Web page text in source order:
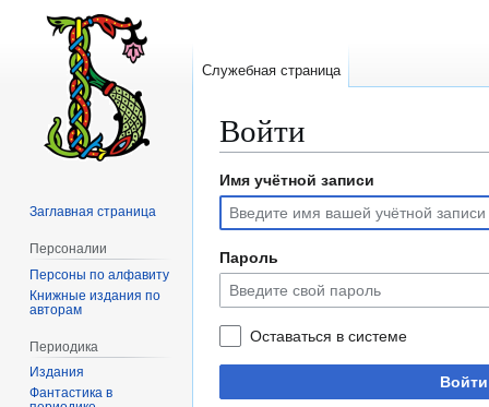
Войти
Перейти
навигации
Перейти
поиску
Имя учётной записи
Пароль
Оставаться в системе
Войти
Служебная страница
Заглавная страница
Персоналии
Персоны по алфавиту
Книжные издания по
авторам
Периодика
Издания
Фантастика в